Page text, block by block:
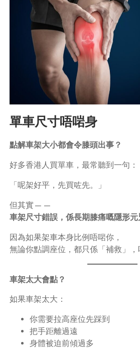
單車尺寸唔啱身
點解車架大小都會令膝頭出事？
好多香港人買單車，最常聽到一句：
「呢架好平，先買咗先。」
但其實——
車架尺寸錯誤，係長期膝痛嘅隱形元
因為如果架車本身比例唔啱你，
無論你點調座位，都只係「補救」，
車架太大會點？
如果車架太大：
你需要拉高座位先踩到
把手距離過遠
身體被迫前傾過多